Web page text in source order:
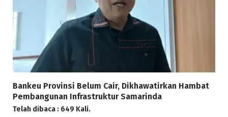
Bankeu Provinsi Belum Cair, Dikhawatirkan Hambat
Pembangunan Infrastruktur Samarinda
Telah dibaca : 649 Kali.